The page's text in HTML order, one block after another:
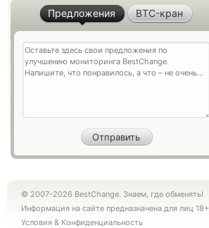
Предложения BTC-кран
© 2007-2026 BestChange. Знаем, где обменять!
Информация на сайте предназначена для лиц 18+
Условия & Конфиденциальность